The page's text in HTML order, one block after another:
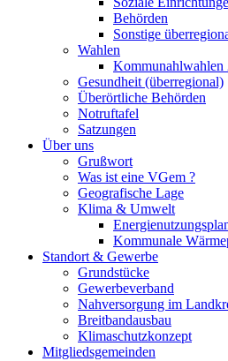
Behörden
Sonstige
Wahlen
Kommunahlwahlen
Gesundheit (überregional)
Überörtliche Behörden
Notruftafel
Satzungen
Über uns
Grußwort
Was ist eine VGem ?
Geografische Lage
Klima & Umwelt
Kommunale
Standort & Gewerbe
Grundstücke
Gewerbeverband
Nahversorgung im
Breitbandausbau
Klimaschutzkonzept
Mitgliedsgemeinden